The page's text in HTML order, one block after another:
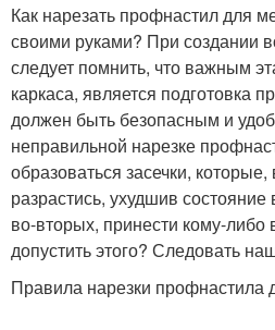
Как нарезать профнастил для
своими руками? При создании
следует помнить, что важным
каркаса, является подготовка
должен быть безопасным и
неправильной нарезке
образоваться засечки,
разрастись, ухудшив
во-вторых, принести кому-либо
допустить этого? Следовать
Правила нарезки профнастила